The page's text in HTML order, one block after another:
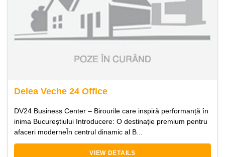
Delea Veche 24 Office
DV24 Business Center – Birourile care inspiră performanță în
inima Bucureștiului Introducere: O destinație premium pentru
afaceri moderneÎn centrul dinamic al B...
VIEW DETAILS